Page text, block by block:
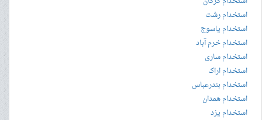
استخدام رشت
استخدام یاسوج
استخدام خرم آباد
استخدام ساری
استخدام اراک
استخدام بندرعباس
استخدام همدان
استخدام یزد